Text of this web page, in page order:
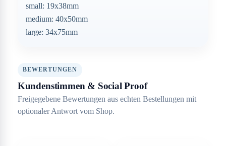
small: 19x38mm
medium: 40x50mm
large: 34x75mm
BEWERTUNGEN
Kundenstimmen & Social Proof
Freigegebene Bewertungen aus echten Bestellungen mit
optionaler Antwort vom Shop.